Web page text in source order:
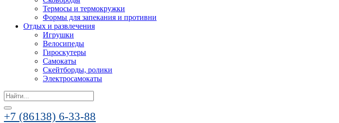
Термосы и термокружки
Формы для запекания и противни
Отдых и развлечения
Игрушки
Велосипеды
Гироскутеры
Самокаты
Скейтборды, ролики
Электросамокаты
Search
for:
+7 (86138) 6-33-88